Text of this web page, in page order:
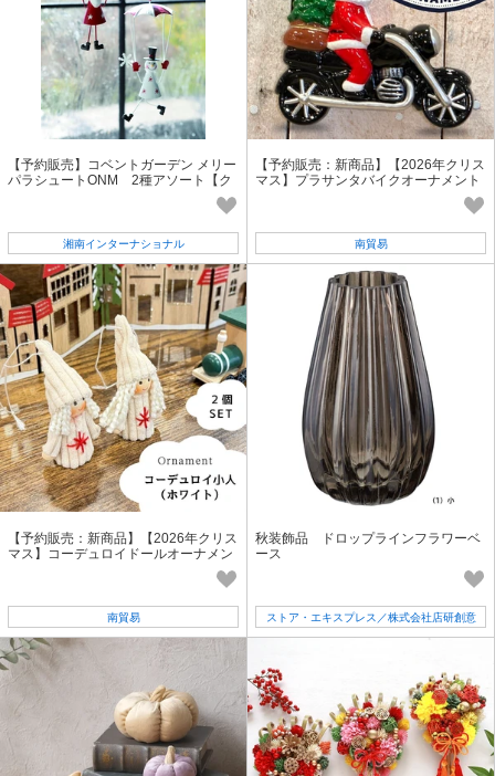
【予約販売】コベントガーデン メリー
パラシュートONM 2種アソート【ク
湘南インターナショナル
【予約販売：新商品】【2026年クリス
マス】プラサンタバイクオーナメント
南貿易
【予約販売：新商品】【2026年クリス
マス】コーデュロイドールオーナメン
南貿易
秋装飾品 ドロップラインフラワーベ
ース
ストア・エキスプレス／株式会社店研創意